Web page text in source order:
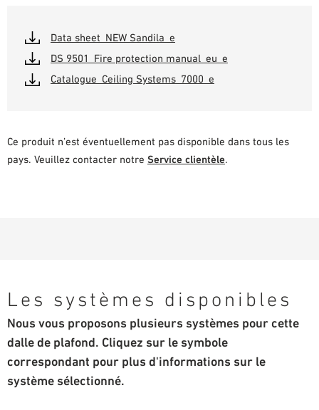
Data sheet_NEW Sandila_e
DS 9501_Fire protection manual_eu_e
Catalogue_Ceiling Systems_7000_e
Ce produit n’est éventuellement pas disponible dans tous les
pays. Veuillez contacter notre Service clientèle.
Les systèmes disponibles
Nous vous proposons plusieurs systèmes pour cette
dalle de plafond. Cliquez sur le symbole
correspondant pour plus d'informations sur le
système sélectionné.